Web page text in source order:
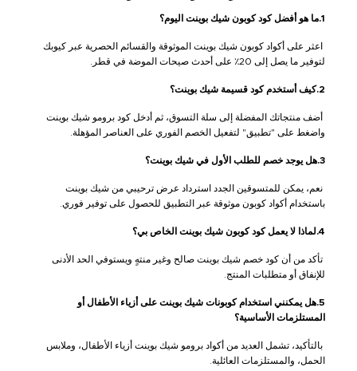
1.ما هو أفضل كود كوبون شيك بوينت اليوم؟
اعثر على أكواد كوبون شيك بوينت الموثوقة والقسائم الحصرية عبر كيوبك
لتوفير ما يصل إلى 20٪ على أحدث صيحات الموضة في قطر.
2.كيف أستخدم كود قسيمة شيك بوينت؟
أضف منتجاتك المفضلة إلى سلة التسوق، ثم أدخل كود برومو شيك بوينت
واضغط على "تطبيق" لتفعيل الخصم الفوري على العناصر المؤهلة.
3.هل يوجد خصم للطلب الأول في شيك بوينت؟
نعم، يمكن للمتسوقين الجدد استرداد عرض ترحيبي من شيك بوينت
باستخدام أكواد كوبون موثوقة عبر التطبيق للحصول على توفير فوري.
4.لماذا لا يعمل كود كوبون شيك بوينت الخاص بي؟
تأكد من أن كود خصم شيك بوينت صالح وغير منتهٍ ويستوفي الحد الأدنى
للإنفاق أو متطلبات المنتج.
5.هل يمكنني استخدام كوبونات شيك بوينت على أزياء الأطفال أو
المستلزمات الأساسية؟
بالتأكيد، تشمل العديد من أكواد برومو شيك بوينت أزياء الأطفال، وملابس
الحمل، والمستلزمات العائلية.